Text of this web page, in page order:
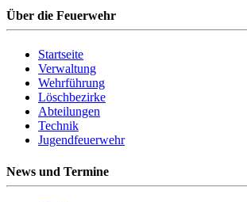
Über die Feuerwehr
Startseite
Verwaltung
Wehrführung
Löschbezirke
Abteilungen
Technik
Jugendfeuerwehr
News und Termine